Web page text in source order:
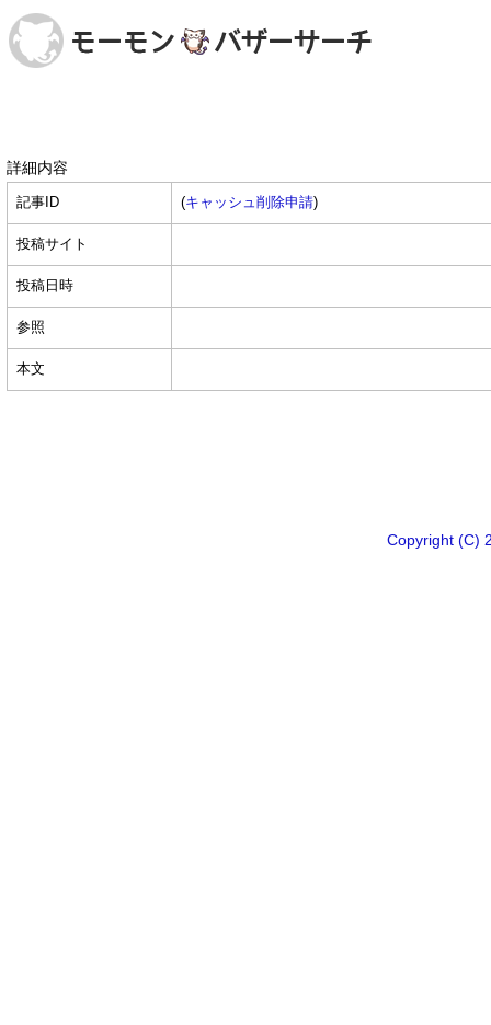
詳細内容
記事ID (キャッシュ削除申請)
投稿サイト
投稿日時
参照
本文
Copyright (C)